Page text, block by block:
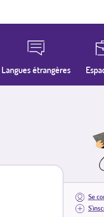
Langues étrangères
Se